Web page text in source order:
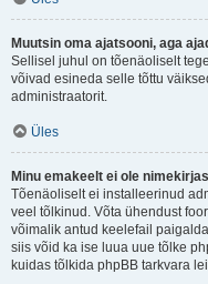
Muutsin oma ajatsooni, aga
Sellisel juhul on tõenäoliselt
võivad esineda selle tõttu
administraatorit.
Üles
Minu emakeelt ei ole
Tõenäoliselt ei installeerinud
veel tõlkinud. Võta ühendust
võimalik antud keelefail
siis võid ka ise luua uue tõlke
kuidas tõlkida phpBB tarkvara